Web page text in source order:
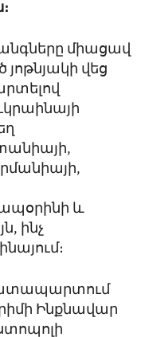
միացավ
վեց
և
ինչ
Ինքնավար